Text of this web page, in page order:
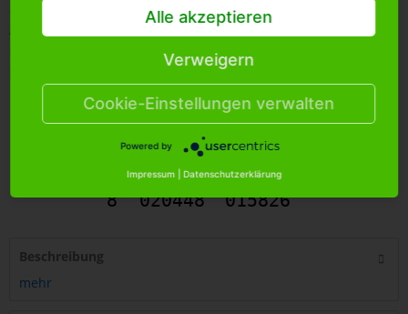
Artikel-Nr.:
MP010
824
8 020448 015826
Beschreibung
mehr
Alle akzeptieren
Verweigern
Cookie-Einstellungen verwalten
Powered by
Impressum Datenschutzerklärung